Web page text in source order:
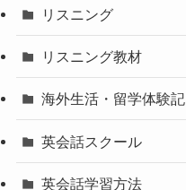
リスニング
リスニング教材
海外生活・留学体験記
英会話スクール
英会話学習方法